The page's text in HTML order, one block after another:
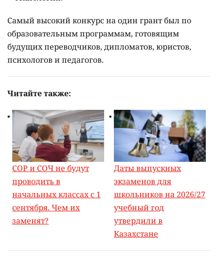
Самый высокий конкурс на один грант был по
образовательным программам, готовящим
будущих переводчиков, дипломатов, юристов,
психологов и педагогов.
Читайте также:
СОР и СОЧ не будут
проводить в
начальных классах с 1
сентября. Чем их
заменят?
Даты выпускных
экзаменов для
школьников на 2026/27
учебный год
утвердили в
Казахстане